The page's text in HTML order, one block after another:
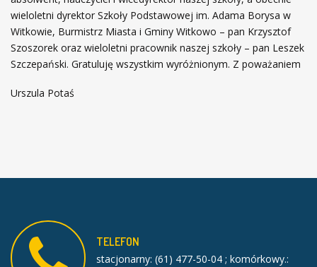
wieloletni dyrektor Szkoły Podstawowej im. Adama Borysa w
Witkowie, Burmistrz Miasta i Gminy Witkowo – pan Krzysztof
Szoszorek oraz wieloletni pracownik naszej szkoły – pan Leszek
Szczepański. Gratuluję wszystkim wyróżnionym. Z poważaniem
Urszula Potaś
TELEFON
stacjonarny: (61) 477-50-04 ; komórkowy.: